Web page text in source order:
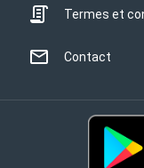
Termes et
Contact